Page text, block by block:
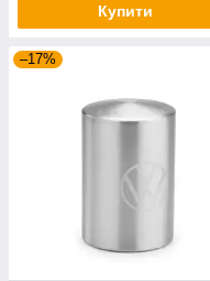
Купити
–17%